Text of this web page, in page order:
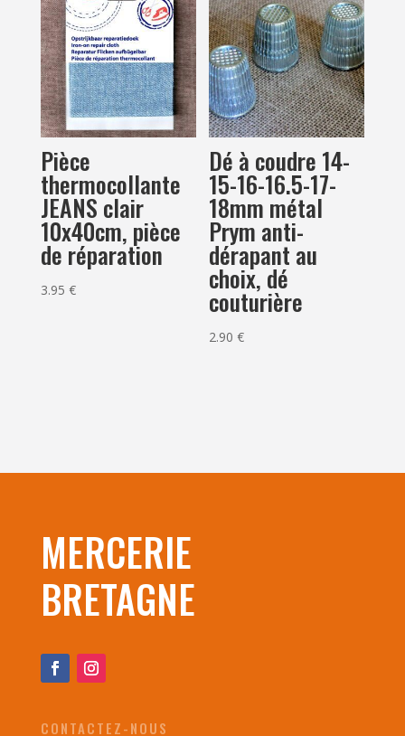
Pièce
thermocollante
JEANS clair
10x40cm, pièce
de réparation
3.95 €
Dé à coudre 14-
15-16-16.5-17-
18mm métal
Prym anti-
dérapant au
choix, dé
couturière
2.90€
MERCERIE
BRETAGNE
CONTACTEZ-NOUS